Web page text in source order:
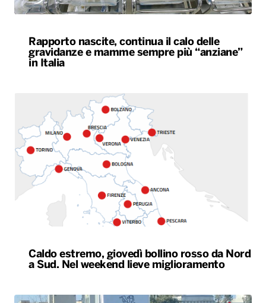
Rapporto nascite, continua il calo delle
gravidanze e mamme sempre più “anziane”
in Italia
Caldo estremo, giovedì bollino rosso da Nord
a Sud. Nel weekend lieve miglioramento